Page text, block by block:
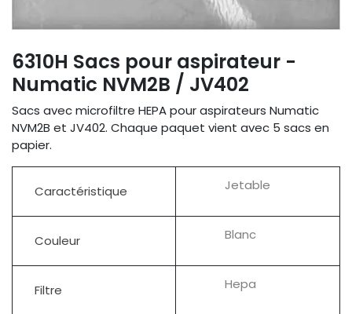
6310H Sacs pour aspirateur -
Numatic NVM2B / JV402
Sacs avec microfiltre HEPA pour aspirateurs Numatic
NVM2B et JV402. Chaque paquet vient avec 5 sacs en
papier.
Caractéristique Jetable
Couleur Blanc
Filtre Hepa